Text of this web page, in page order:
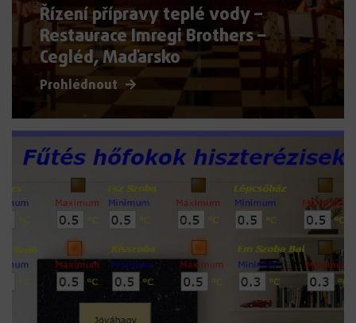
Řízení přípravy teplé vody –
Restaurace Imregi Brothers –
Cegléd, Maďarsko
Prohlédnout